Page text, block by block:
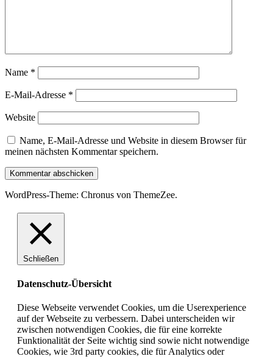
Name *
E-Mail-Adresse *
Website
Name, E-Mail-Adresse und Website in diesem Browser für
meinen nächsten Kommentar speichern.
WordPress-Theme: Chronus von ThemeZee.
Schließen
Datenschutz-Übersicht
Diese Webseite verwendet Cookies, um die Userexperience
auf der Webseite zu verbessern. Dabei unterscheiden wir
zwischen notwendigen Cookies, die für eine korrekte
Funktionalität der Seite wichtig sind sowie nicht notwendige
Cookies, wie 3rd party cookies, die für Analytics oder